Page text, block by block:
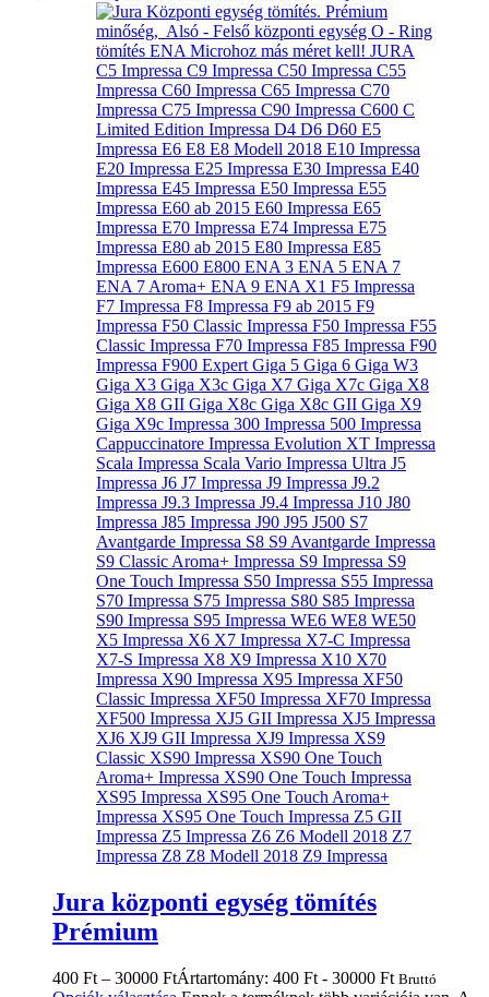
Jura központi egység tömítés
Prémium
400 Ft – 30000 FtÁrtartomány: 400 Ft - 30000 Ft Bruttó